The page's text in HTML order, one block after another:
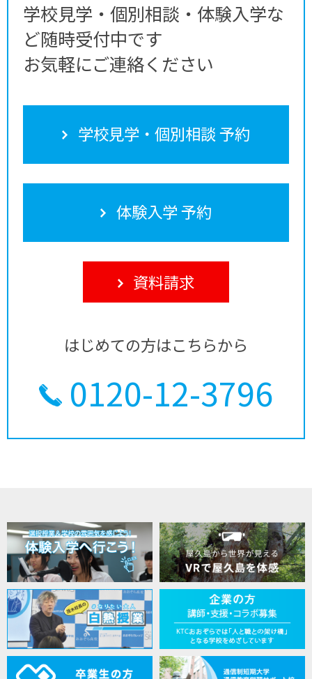
学校見学・個別相談・体験入学な
ど随時受付中です
お気軽にご連絡ください
学校見学・個別相談 予約
体験入学 予約
資料請求
はじめての方はこちらから
0120-12-3796